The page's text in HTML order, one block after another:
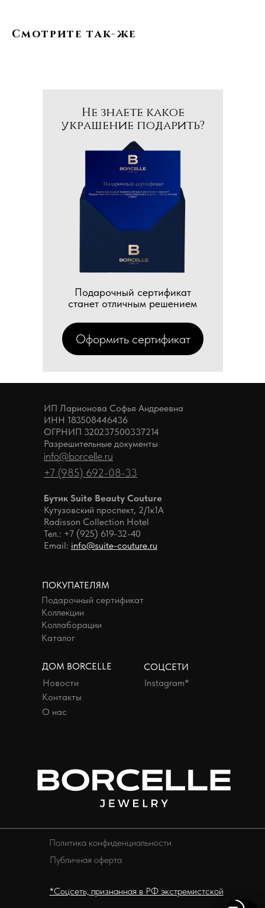
Смотрите так-же
Не знаете какое
украшение подарить?
Подарочный сертификат
станет отличным решением
Оформить сертификат
+7 (985) 692-08-33
info@borcelle.ru
ПОКУПАТЕЛЯМ
Подарочный сертификат
Коллекции
Коллаборации
Каталог
О нас
Контакты
Новости
ДОМ BORCELLE
СОЦСЕТИ
Instagram*
ИП Ларионова Софья Андреевна
ИНН 183508446436
ОГРНИП 320237500337214
Разрешительные документы
Бутик Suite Beauty Couture
Кутузовский проспект, 2/1к1А
Radisson Collection Hotel
Тел.: +7 (925) 619-32-40
Email: info@suite-couture.ru
Политика конфиденциальности
Публичная оферта
*Соцсеть, признанная в РФ экстремистской